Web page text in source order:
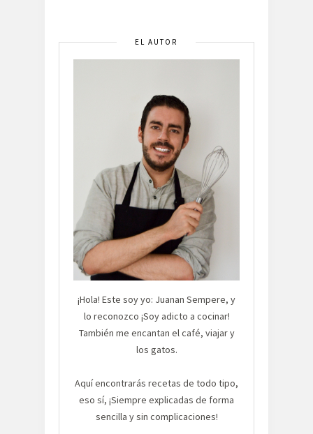
EL AUTOR
¡Hola! Este soy yo: Juanan Sempere, y
lo reconozco ¡Soy adicto a cocinar!
También me encantan el café, viajar y
los gatos.
Aquí encontrarás recetas de todo tipo,
eso sí, ¡Siempre explicadas de forma
sencilla y sin complicaciones!